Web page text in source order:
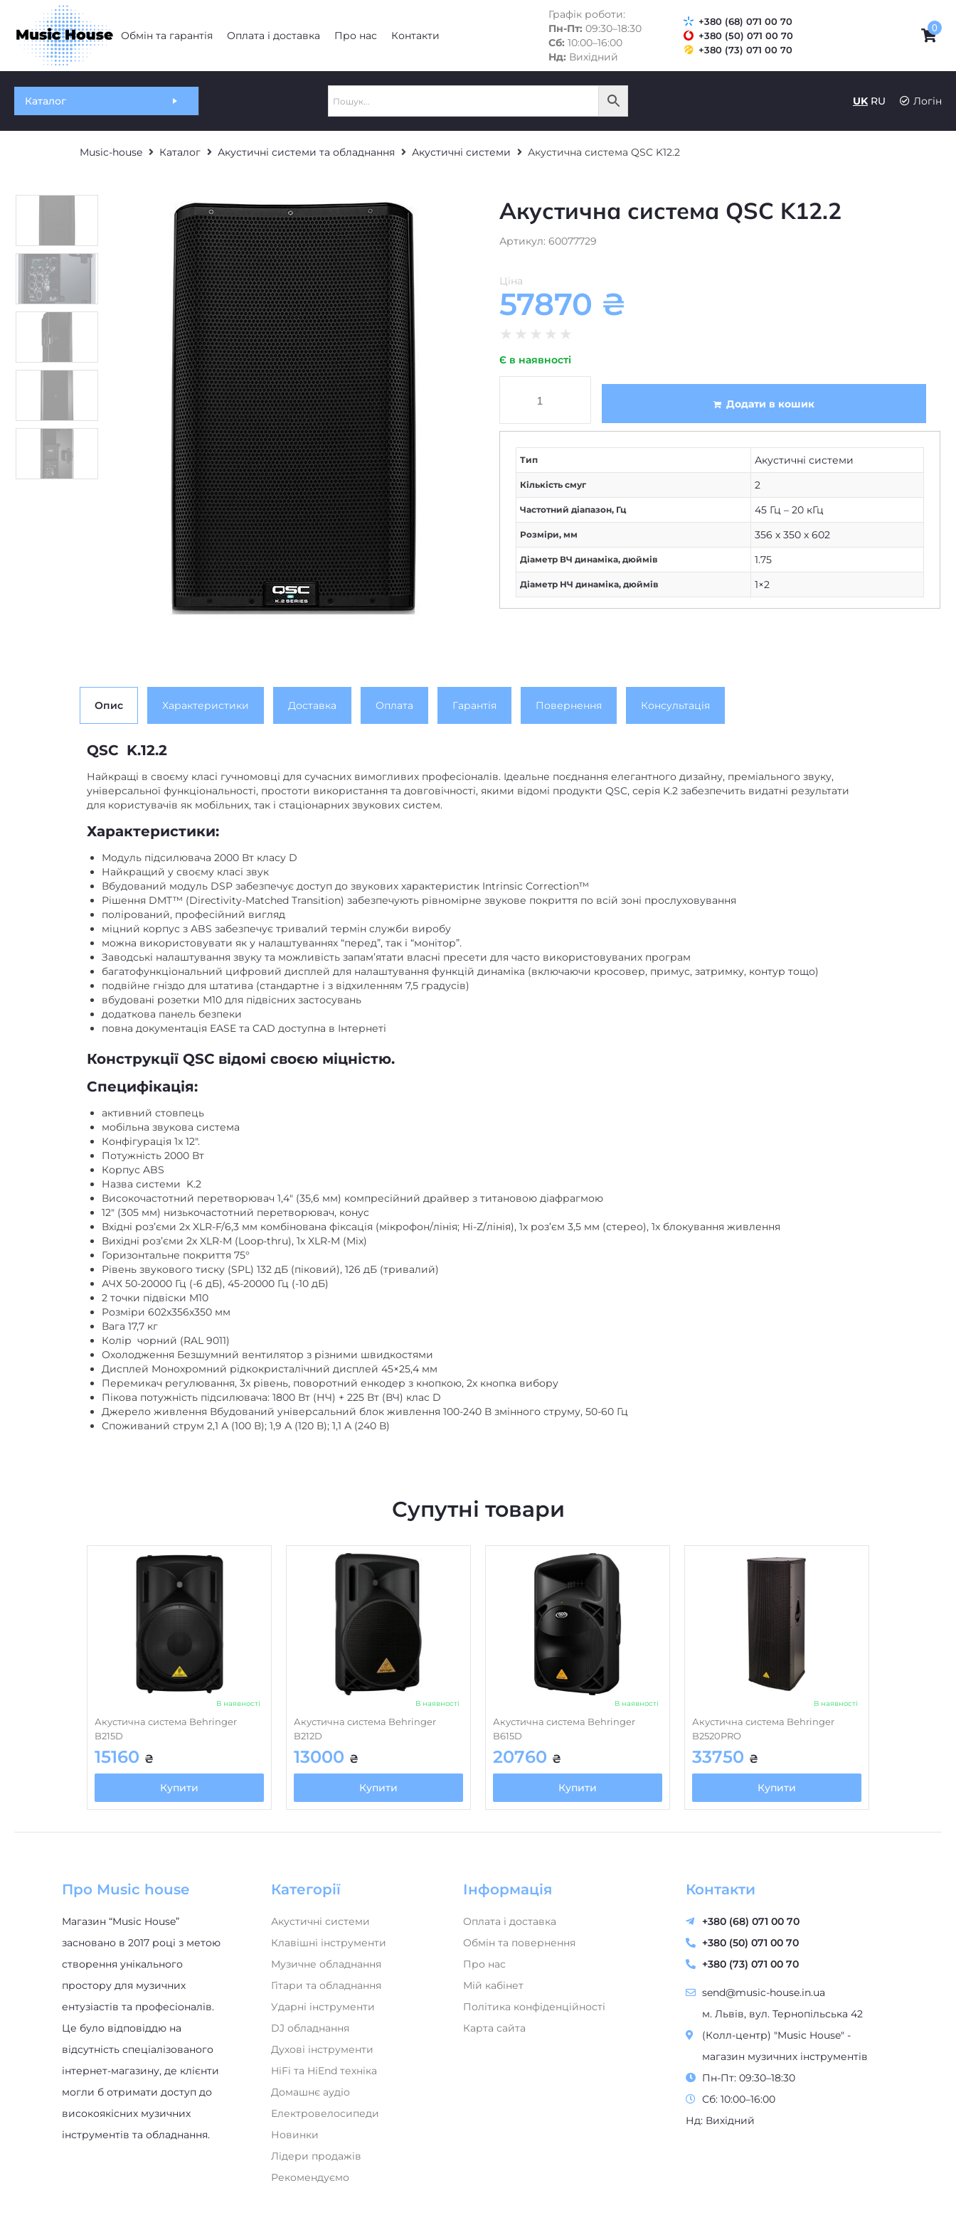
Обмін та гарантія Оплата і доставка Про нас Контакти
Графік роботи:
Пн-Пт: 09:30–18:30
Сб: 10:00–16:00
Нд: Вихідний
+380 (68) 071 00 70
+380 (50) 071 00 70
+380 (73) 071 00 70
0
Каталог UK RU Логін
Music-house Каталог Акустичні системи та обладнання Акустичні системи Акустична система QSC K12.2
Акустична система QSC K12.2
Артикул: 60077729
Ціна
57870 ₴
★ ★ ★ ★ ★
Є в наявності
Додати в кошик
Тип Акустичні системи
Кількість смуг 2
Частотний діапазон, Гц 45 Гц – 20 кГц
Розміри, мм 356 х 350 х 602
Діаметр ВЧ динаміка, дюймів 1.75
Діаметр НЧ динаміка, дюймів 1×2
універсальної функціональності, простоти використання та довговічності, якими відомі продукти QSC, серія K.2 забезпечить видатні результати
для користувачів як мобільних, так і стаціонарних звукових систем.
Найкращий у своєму класі звук
Вбудований модуль DSP забезпечує доступ до звукових характеристик Intrinsic Correction™
Рішення DMT™ (Directivity-Matched Transition) забезпечують рівномірне звукове покриття по всій зоні прослуховування
полірований, професійний вигляд
міцний корпус з ABS забезпечує тривалий термін служби виробу
можна використовувати як у налаштуваннях “перед”, так і “монітор”.
Заводські налаштування звуку та можливість запам’ятати власні пресети для часто використовуваних програм
багатофункціональний цифровий дисплей для налаштування функцій динаміка (включаючи кросовер, примус, затримку, контур тощо)
подвійне гніздо для штатива (стандартне і з відхиленням 7,5 градусів)
вбудовані розетки M10 для підвісних застосувань
додаткова панель безпеки
повна документація EASE та CAD доступна в Інтернеті
мобільна звукова система
Конфігурація 1x 12″.
Потужність 2000 Вт
Корпус ABS
Назва системи K.2
Високочастотний перетворювач 1,4″ (35,6 мм) компресійний драйвер з титановою діафрагмою
12″ (305 мм) низькочастотний перетворювач, конус
Вхідні роз’єми 2x XLR-F/6,3 мм комбінована фіксація (мікрофон/лінія; Hi-Z/лінія), 1x роз’єм 3,5 мм (стерео), 1x блокування живлення
Вихідні роз’єми 2x XLR-M (Loop-thru), 1x XLR-M (Mix)
Горизонтальне покриття 75°
Рівень звукового тиску (SPL) 132 дБ (піковий), 126 дБ (тривалий)
АЧХ 50-20000 Гц (-6 дБ), 45-20000 Гц (-10 дБ)
2 точки підвіски M10
Розміри 602x356x350 мм
Вага 17,7 кг
Колір чорний (RAL 9011)
Охолодження Безшумний вентилятор з різними швидкостями
Дисплей Монохромний рідкокристалічний дисплей 45×25,4 мм
Перемикач регулювання, 3x рівень, поворотний енкодер з кнопкою, 2x кнопка вибору
Пікова потужність підсилювача: 1800 Вт (НЧ) + 225 Вт (ВЧ) клас D
Джерело живлення Вбудований універсальний блок живлення 100-240 В змінного струму, 50-60 Гц
Споживаний струм 2,1 А (100 В); 1,9 А (120 В); 1,1 А (240 В)
Супутні товари
В наявності
Акустична система Behringer
B215D
15160
Купити
Акустична система Behringer
B212D
13000
Купити
Акустична система Behringer
B615D
20760
Купити
Акустична система Behringer
B2520PRO
33750
Купити
створення унікального
простору для музичних
ентузіастів та професіоналів.
Це було відповіддю на
відсутність спеціалізованого
інтернет-магазину, де клієнти
могли б отримати доступ до
високоякісних музичних
інструментів та обладнання.
Клавішні інструменти
Музичне обладнання
Гітари та обладнання
Ударні інструменти
DJ обладнання
Духові інструменти
HiFi та HiEnd техніка
Електровелосипеди
Новинки
Рекомендуємо
Обмін та повернення
Мій кабінет
+380 (50) 071 00 70
+380 (73) 071 00 70
м. Львів, вул. Тернопільська 42
(Колл-центр) "Music House" -
магазин музичних інструментів
Пн-Пт: 09:30–18:30
Нд: Вихідний